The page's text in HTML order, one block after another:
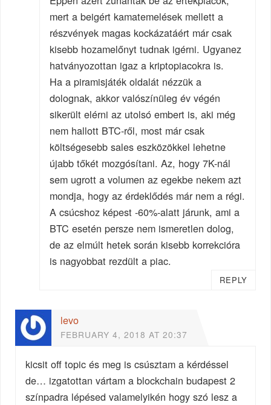
mert a beigért kamatemelések mellett a
részvények magas kockázatáért már csak
kisebb hozamelőnyt tudnak igérni. Ugyanez
hatványozottan igaz a kriptopiacokra is.
Ha a piramisjáték oldalát nézzük a
dolognak, akkor valószínüleg év végén
sikerült elérni az utolsó embert is, aki még
nem hallott BTC-ről, most már csak
költségesebb sales eszközökkel lehetne
újabb tőkét mozgósítani. Az, hogy 7K-nál
sem ugrott a volumen az egekbe nekem azt
mondja, hogy az érdeklődés már nem a régi.
A csúcshoz képest -60%-alatt járunk, ami a
BTC esetén persze nem ismeretlen dolog,
de az elmúlt hetek során kisebb korrekcióra
is nagyobbat rezdült a piac.
REPLY
levo
FEBRUARY 4, 2018 AT 20:37
kicsit off topic és meg is csúsztam a kérdéssel
de… izgatottan vártam a blockchain budapest 2
színpadra lépésed valamelyikén hogy szó lesz a